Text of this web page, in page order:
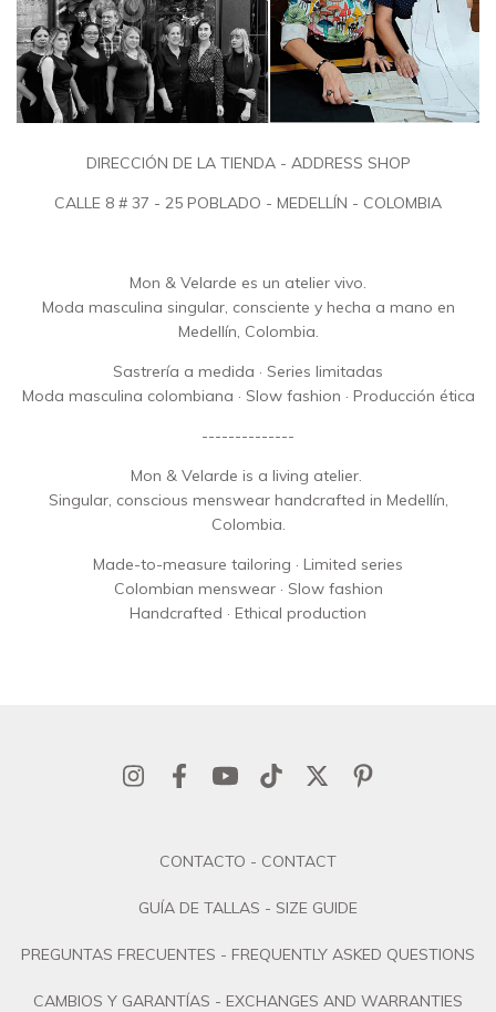
DIRECCIÓN DE LA TIENDA - ADDRESS SHOP
CALLE 8 # 37 - 25 POBLADO - MEDELLÍN - COLOMBIA
Mon & Velarde es un atelier vivo.
Moda masculina singular, consciente y hecha a mano en
Medellín, Colombia.
Sastrería a medida · Series limitadas
Moda masculina colombiana · Slow fashion · Producción ética
--------------
Mon & Velarde is a living atelier.
Singular, conscious menswear handcrafted in Medellín,
Colombia.
Made-to-measure tailoring · Limited series
Colombian menswear · Slow fashion
Handcrafted · Ethical production
CONTACTO - CONTACT
GUÍA DE TALLAS - SIZE GUIDE
PREGUNTAS FRECUENTES - FREQUENTLY ASKED QUESTIONS
CAMBIOS Y GARANTÍAS - EXCHANGES AND WARRANTIES